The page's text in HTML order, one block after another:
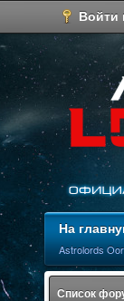
Войти
На
Astrolords
Список